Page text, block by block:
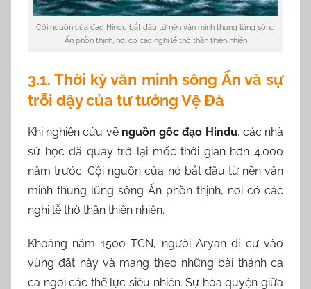
Cội nguồn của đạo Hindu bắt đầu từ nền văn minh thung lũng sông
Ấn phồn thịnh, nơi có các nghi lễ thờ thần thiên nhiên
3.1. Thời kỳ văn minh sông Ấn và sự
trỗi dậy của tư tưởng Vệ Đà
Khi nghiên cứu về nguồn gốc đạo Hindu, các nhà
sử học đã quay trở lại mốc thời gian hơn 4.000
năm trước. Cội nguồn của nó bắt đầu từ nền văn
minh thung lũng sông Ấn phồn thịnh, nơi có các
nghi lễ thờ thần thiên nhiên.
Khoảng năm 1500 TCN, người Aryan di cư vào
vùng đất này và mang theo những bài thánh ca
ca ngợi các thế lực siêu nhiên. Sự hòa quyện giữa